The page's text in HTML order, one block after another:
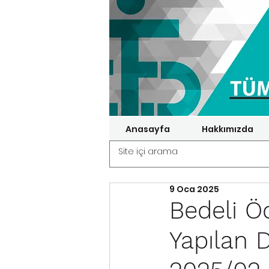
Anasayfa Hakkımızda
Bedeli
Yapılan
9 Oca 2025